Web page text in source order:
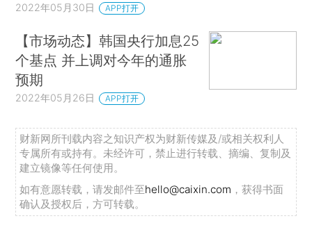
2022年05月30日 APP打开
【市场动态】韩国央行加息25
个基点 并上调对今年的通胀
预期
2022年05月26日 APP打开
财新网所刊载内容之知识产权为财新传媒及/或相关权利人
专属所有或持有。未经许可，禁止进行转载、摘编、复制及
建立镜像等任何使用。
如有意愿转载，请发邮件至hello@caixin.com ，获得书面
确认及授权后，方可转载。